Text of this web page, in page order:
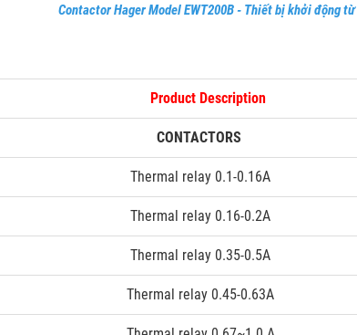
Contactor Hager Model EWT200B - Thiết bị khởi động từ
Product Description
CONTACTORS
Thermal relay 0.1-0.16A
Thermal relay 0.16-0.2A
Thermal relay 0.35-0.5A
Thermal relay 0.45-0.63A